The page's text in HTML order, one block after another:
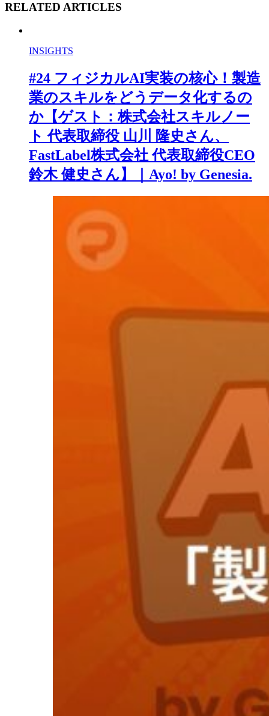
RELATED ARTICLES
INSIGHTS
#24 フィジカルAI実装の核心！製造
業のスキルをどうデータ化するの
か【ゲスト：株式会社スキルノー
ト 代表取締役 山川 隆史さん、
FastLabel株式会社 代表取締役CEO
鈴木 健史さん】｜Ayo! by Genesia.